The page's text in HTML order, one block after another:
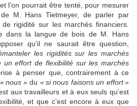
l’on pourrait être tenté, pour mesurer
M. Hans Tietmeyer, de parler par
rigidité sur les marchés financiers.
dans la langue de bois de M. Hans
qu’il ne saurait être question,
les rigidités sur les marchés
un effort de flexibilité sur les marchés
à penser que, contrairement à ce
« nous »du « si nous faisons un effort »
aux travailleurs et à eux seuls qu’est
et que c’est encore à eux que